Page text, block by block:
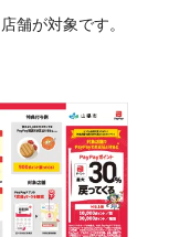
舗が対象です。